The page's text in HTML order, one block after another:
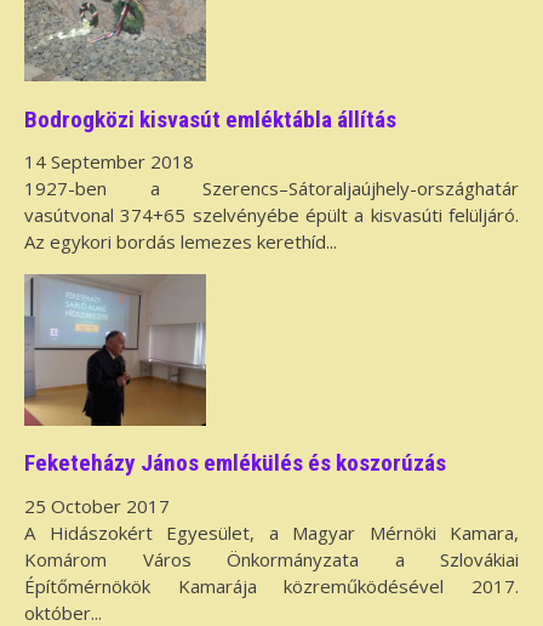
Bodrogközi kisvasút emléktábla állítás
14 September 2018
1927-ben a Szerencs–Sátoraljaújhely-országhatár
vasútvonal 374+65 szelvényébe épült a kisvasúti felüljáró.
Az egykori bordás lemezes kerethíd...
Feketeházy János emlékülés és koszorúzás
25 October 2017
A Hidászokért Egyesület, a Magyar Mérnöki Kamara,
Komárom Város Önkormányzata a Szlovákiai
Építőmérnökök Kamarája közreműködésével 2017.
október...